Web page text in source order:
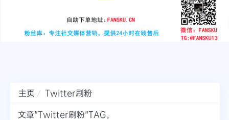
instagram
twitter
主页
Twitter刷粉
文章"Twitter刷粉"TAG。